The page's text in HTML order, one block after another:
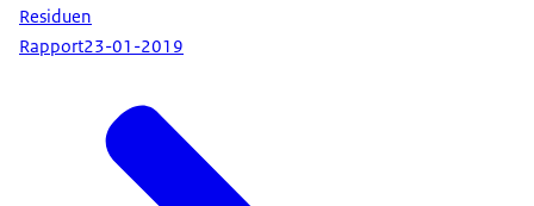
Residuen
Rapport23-01-2019